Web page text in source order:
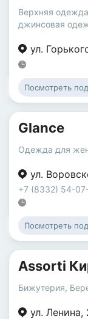
Верхняя одежда
джинсовая
ул.
Посмотреть
Glance
Одежда для
ул.
+7 (8332) 54-
Посмотреть
Assorti
Бижутерия,
ул. Ленина,